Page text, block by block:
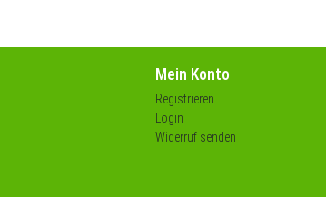
Mein Konto
Registrieren
Login
Widerruf senden